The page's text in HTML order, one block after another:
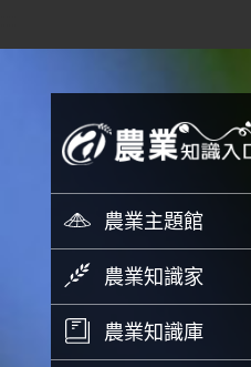
櫻花葉片下
農業主題館
農業知識家
農業知識庫